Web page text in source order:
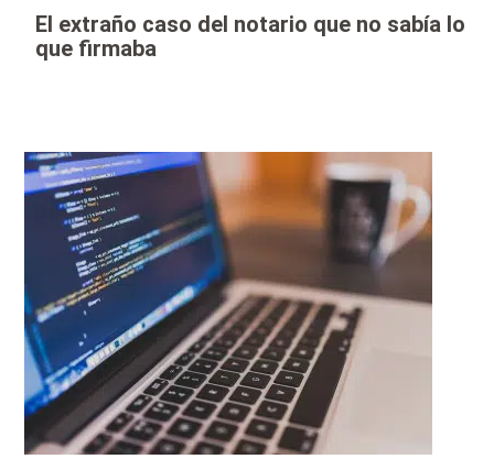
El extraño caso del notario que no sabía lo
que firmaba